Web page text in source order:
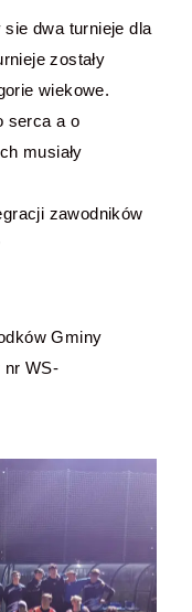
sie dwa turnieje dla
zostały
wiekowe.
serca a o
musiały
zawodników
Gminy
nr WS-